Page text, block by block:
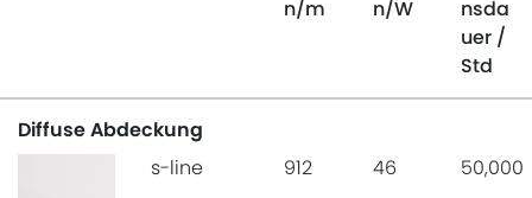
n/m
n/W
nsda
uer /
Std
Diffuse Abdeckung
s-line
912 46 50,000